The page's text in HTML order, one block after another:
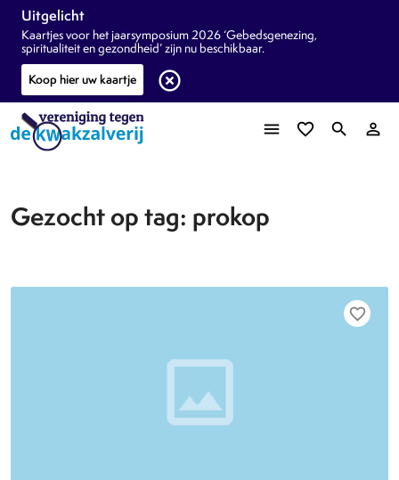
Uitgelicht
Kaartjes voor het jaarsymposium 2026 ‘Gebedsgenezing,
spiritualiteit en gezondheid’ zijn nu beschikbaar.
Koop hier uw kaartje
highlight_off
menu favorite_border search person_outline
Gezocht op tag: prokop
favorite_border